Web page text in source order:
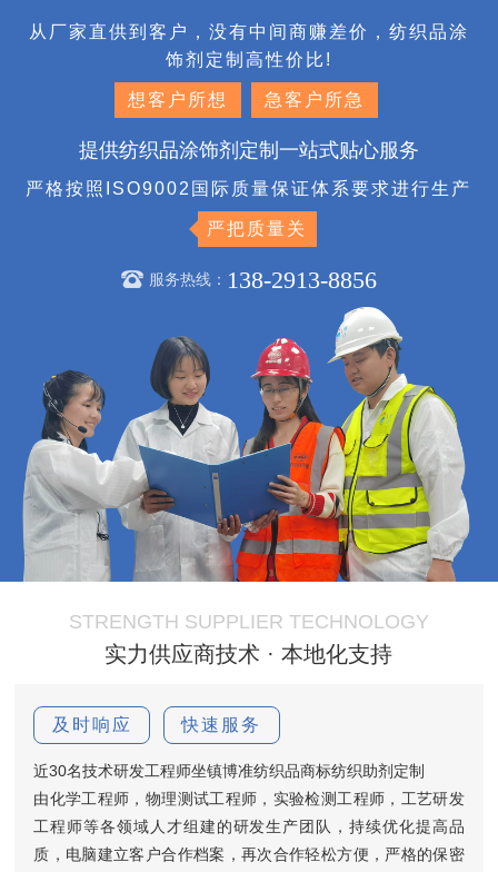
从厂家直供到客户，没有中间商赚差价，纺织品涂
饰剂定制高性价比!
想客户所想 急客户所急
提供纺织品涂饰剂定制一站式贴心服务
严格按照ISO9002国际质量保证体系要求进行生产
严把质量关
服务热线： 138-2913-8856
STRENGTH SUPPLIER TECHNOLOGY
实力供应商技术 · 本地化支持
及时响应 快速服务
近30名技术研发工程师坐镇博准纺织品商标纺织助剂定制
由化学工程师，物理测试工程师，实验检测工程师，工艺研发
工程师等各领域人才组建的研发生产团队，持续优化提高品
质，电脑建立客户合作档案，再次合作轻松方便，严格的保密